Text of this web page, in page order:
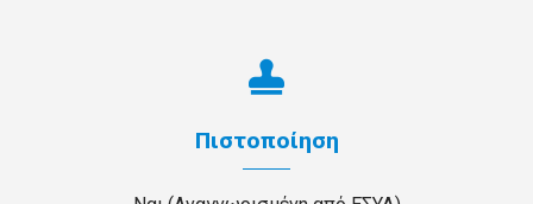
Πιστοποίηση